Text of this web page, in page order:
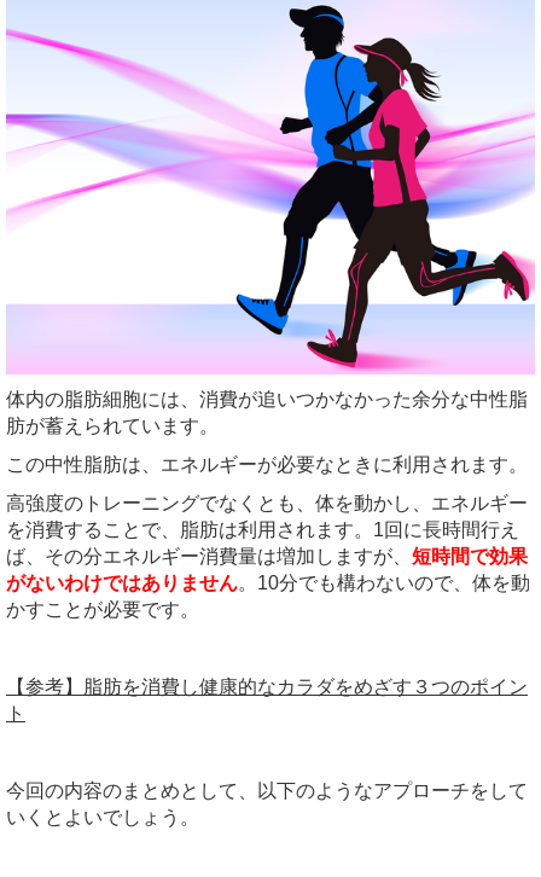
体内の脂肪細胞には、消費が追いつかなかった余分な中性脂
肪が蓄えられています。
この中性脂肪は、エネルギーが必要なときに利用されます。
高強度のトレーニングでなくとも、体を動かし、エネルギー
を消費することで、脂肪は利用されます。1回に長時間行え
ば、その分エネルギー消費量は増加しますが、 短時間で効果
がないわけではありません。10分でも構わないので、体を動
かすことが必要です。
【参考】脂肪を消費し健康的なカラダをめざす３つのポイン
ト
今回の内容のまとめとして、以下のようなアプローチをして
いくとよいでしょう。